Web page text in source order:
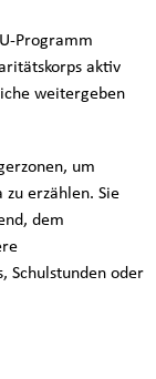
Programm
aktiv
weitergeben
um
erzählen. Sie
dem
Schulstunden oder